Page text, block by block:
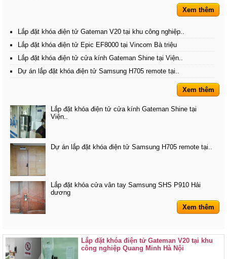
Xem thêm
Lắp đặt khóa điện tử Gateman V20 tại khu công nghiệp..
Lắp đặt khóa điện tử Epic EF8000 tại Vincom Bà triệu
Lắp đặt khóa điện tử cửa kính Gateman Shine tại Viện..
Dự án lắp đặt khóa điện tử Samsung H705 remote tại..
Xem thêm
Lắp đặt khóa điện tử cửa kính Gateman Shine tại
Viện..
Dự án lắp đặt khóa điện tử Samsung H705 remote tại..
Lắp đặt khóa cửa vân tay Samsung SHS P910 Hải
dương
Xem thêm
Lắp đặt khóa điện tử Gateman V20 tại khu
công nghiệp Quang Minh Hà Nội